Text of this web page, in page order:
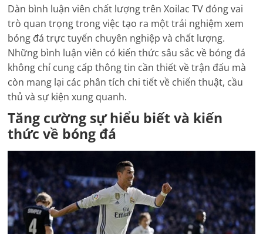
Dàn bình luận viên chất lượng trên Xoilac TV đóng vai
trò quan trọng trong việc tạo ra một trải nghiệm xem
bóng đá trực tuyến chuyên nghiệp và chất lượng.
Những bình luận viên có kiến thức sâu sắc về bóng đá
không chỉ cung cấp thông tin cần thiết về trận đấu mà
còn mang lại các phân tích chi tiết về chiến thuật, cầu
thủ và sự kiện xung quanh.
Tăng cường sự hiểu biết và kiến
thức về bóng đá